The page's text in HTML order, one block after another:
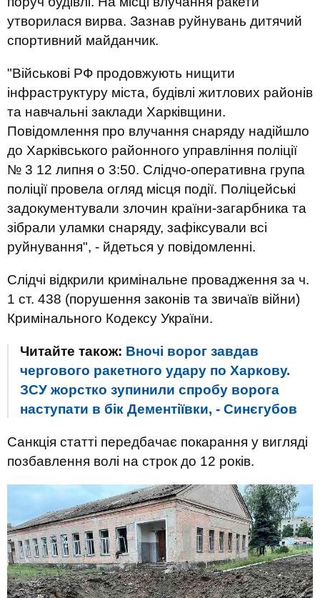
утворилася вирва. Зазнав руйнувань дитячий
спортивний майданчик.
"Військові РФ продовжують нищити
інфраструктуру міста, будівлі житлових районів
та навчальні заклади Харківщини.
Повідомлення про влучання снаряду надійшло
до Харківського районного управління поліції
№ 3 12 липня о 3:50. Слідчо-оперативна група
поліції провела огляд місця події. Поліцейські
задокументували злочин країни-загарбника та
зібрали уламки снаряду, зафіксували всі
руйнування", - йдеться у повідомленні.
Слідчі відкрили кримінальне провадження за ч.
1 ст. 438 (порушення законів та звичаїв війни)
Кримінального Кодексу України.
Читайте також: Вночі ворог завдав
чергового ракетного удару по Харкову.
ЗСУ жорстко зупинили спробу ворога
наступати в бік Дементіївки, - Синєгубов
Санкція статті передбачає покарання у вигляді
позбавлення волі на строк до 12 років.